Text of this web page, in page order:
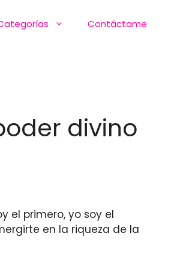
Contáctame
divino
el primero, yo soy el
en la riqueza de la